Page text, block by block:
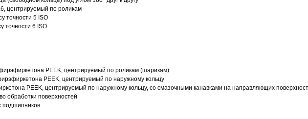
центрируемый по роликам
точности 5 ISO
точности 6 ISO
PEEK, центрируемый по роликам (шарикам)
PEEK, центрируемый по наружному кольцу
PEEK, центрируемый по наружному кольцу, со смазочными канавками на направляющих
обработки поверхностей
подшипников